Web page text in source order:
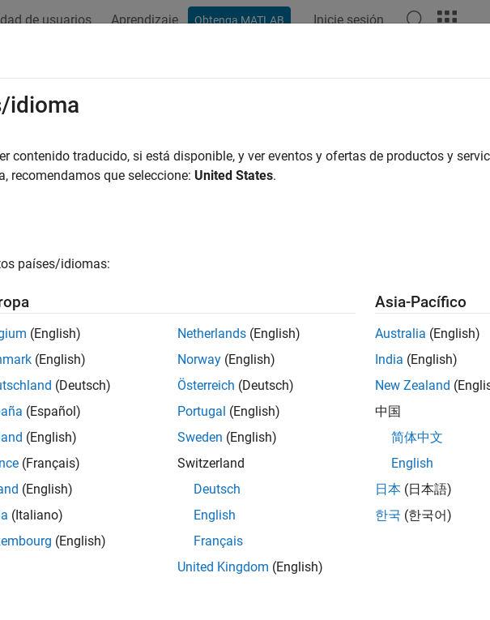
de usuarios Aprendizaje Obtenga MATLAB Inicie sesión
idioma
contenido traducido, si está disponible, y ver eventos y ofertas de productos y
recomendamos que seleccione: United States.
países/idiomas:
(English)
(English)
(Deutsch)
(Español)
(English)
(Français)
(English)
(Italiano)
(English)
Netherlands (English)
Norway (English)
Österreich (Deutsch)
Portugal (English)
Sweden (English)
Switzerland
Deutsch
English
Français
United Kingdom (English)
Asia-Pacífico
Australia (English)
India (English)
New Zealand
中国
简体中文
English
日本 (日本語)
한국 (한국어)